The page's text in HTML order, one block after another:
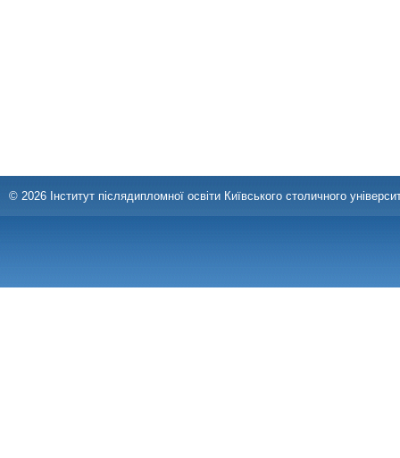
© 2026 Інститут післядипломної освіти Київського столичного